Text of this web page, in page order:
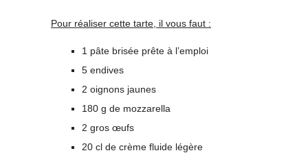
Pour réaliser cette tarte, il vous faut :
1 pâte brisée prête à l’emploi
5 endives
2 oignons jaunes
180 g de mozzarella
2 gros œufs
20 cl de crème fluide légère